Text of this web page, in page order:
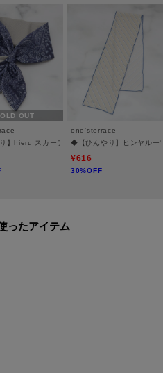
が違って見える場合があります。ま
環境により、若干製品と画像のカラー
のう
OUT
り】hieru スカーフ氷のう
one'sterrace
◆【ひんやり】ヒンヤルー
¥616
30%OFF
った